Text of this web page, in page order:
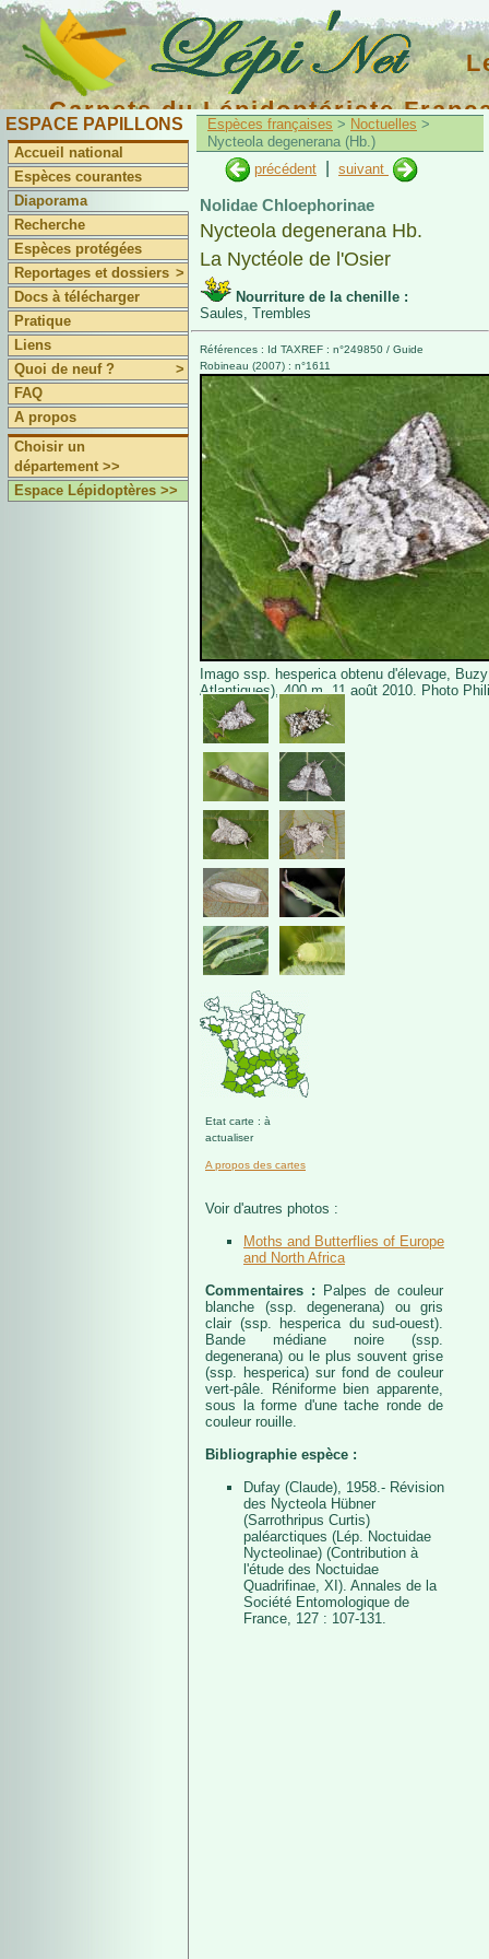
Carnets du Lépidoptériste
ESPACE PAPILLONS
Accueil national
Espèces courantes
Diaporama
Recherche
Espèces protégées
Reportages et dossiers >
Docs à télécharger
Pratique
Liens
Quoi de neuf ?
>
FAQ
A propos
Choisir un
département >>
Espace Lépidoptères >>
Espèces françaises > Noctuelles >
Nycteola degenerana (Hb.)
précédent
suivant
Nolidae Chloephorinae
Nycteola degenerana Hb.
La Nyctéole de l'Osier
Nourriture de la chenille :
Saules, Trembles
Références : Id TAXREF : n°249850 / Guide
Robineau (2007) : n°1611
Imago ssp. hesperica obtenu d'élevage,
Atlantiques), 400 m, 11 août 2010. Photo
Etat carte : à
actualiser
A propos des cartes
Voir d'autres photos :
Moths and Butterflies of Europe
and North Africa
Commentaires :
Palpes de couleur
blanche (ssp. degenerana) ou gris
clair (ssp. hesperica du sud-ouest).
Bande médiane noire (ssp.
degenerana) ou le plus souvent grise
(ssp. hesperica) sur fond de couleur
vert-pâle. Réniforme bien apparente,
sous la forme d'une tache ronde de
couleur rouille.
Bibliographie espèce :
Dufay (Claude), 1958.- Révision
des Nycteola Hübner
(Sarrothripus Curtis)
paléarctiques (Lép. Noctuidae
Nycteolinae) (Contribution à
l'étude des Noctuidae
Quadrifinae, XI). Annales de la
Société Entomologique de
France, 127 : 107-131.